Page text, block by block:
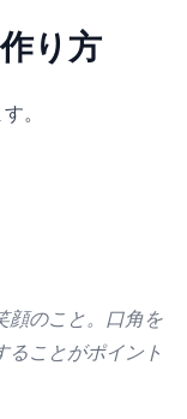
り方
。
顔のこと。口角を
ることがポイント